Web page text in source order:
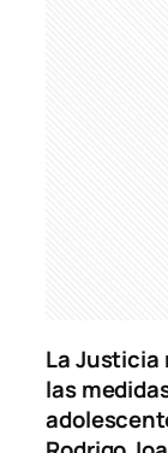
La Justicia
las